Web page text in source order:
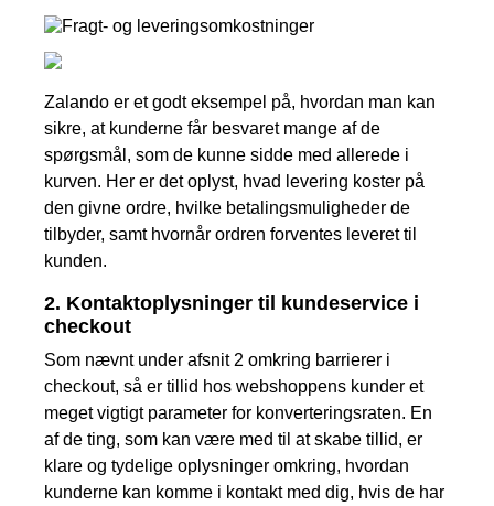
Zalando er et godt eksempel på, hvordan man kan
sikre, at kunderne får besvaret mange af de
spørgsmål, som de kunne sidde med allerede i
kurven. Her er det oplyst, hvad levering koster på
den givne ordre, hvilke betalingsmuligheder de
tilbyder, samt hvornår ordren forventes leveret til
kunden.
2. Kontaktoplysninger til kundeservice i
checkout
Som nævnt under afsnit 2 omkring barrierer i
checkout, så er tillid hos webshoppens kunder et
meget vigtigt parameter for konverteringsraten. En
af de ting, som kan være med til at skabe tillid, er
klare og tydelige oplysninger omkring, hvordan
kunderne kan komme i kontakt med dig, hvis de har